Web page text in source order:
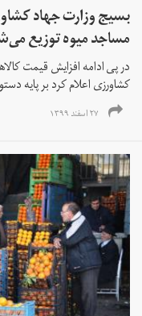
بسیج وزارت جهاد
مساجد میوه توزیع
در پی ادامه افزایش قیمت‌
کشاورزی اعلام کرد بر پایه
۲۷ اسفند ۱۳۹۹